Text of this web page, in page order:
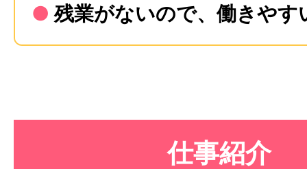
●残業がないので、働きや
仕事紹介